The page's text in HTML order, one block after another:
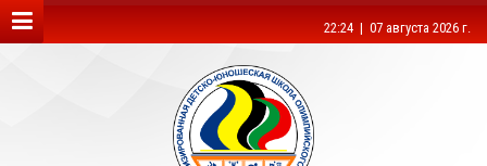
22:24 | 07 августа 2026 г.